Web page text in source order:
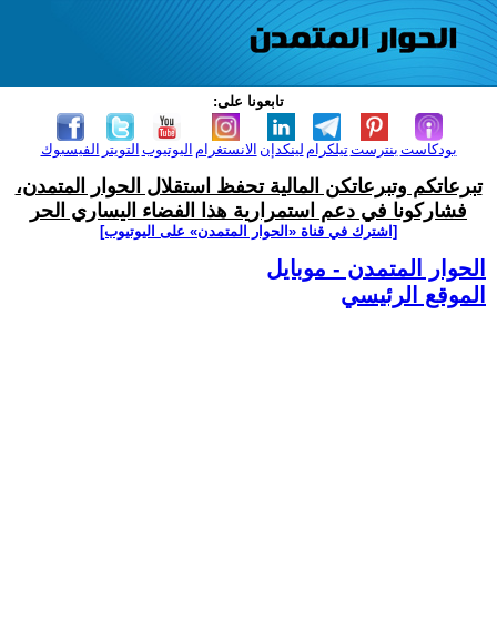
تابعونا على:
الفيسبوك التويتر اليوتيوب الانستغرام لينكدإن تيلكرامبنترست بودكاست
تبرعاتكم وتبرعاتكن المالية تحفظ استقلال الحوار المتمدن،
فشاركونا في دعم استمرارية هذا الفضاء اليساري الحر
[اشترك في قناة ‫«الحوار المتمدن» على اليوتيوب]
الحوار المتمدن - موبايل
الموقع الرئيسي